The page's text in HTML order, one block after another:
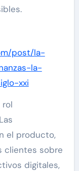
post/la-
la-
xxi
rol
el producto,
clientes sobre
digitales,